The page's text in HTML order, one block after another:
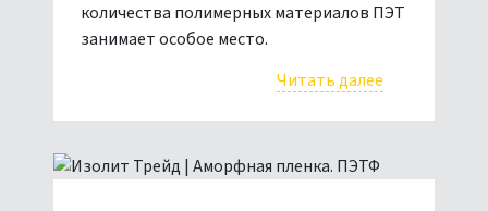
количества полимерных материалов ПЭТ
занимает особое место.
Читать далее